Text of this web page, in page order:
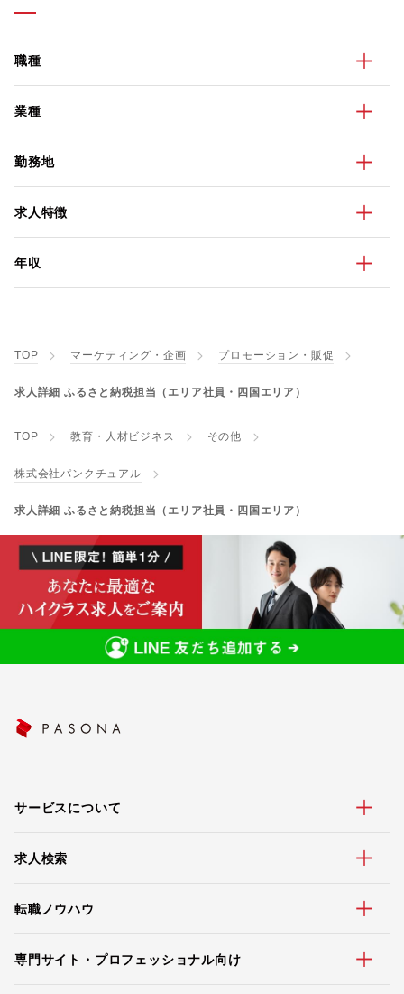
職種
業種
勤務地
求人特徴
年収
TOP マーケティング・企画 プロモーション・販促
求人詳細 ふるさと納税担当（エリア社員・四国エリア）
TOP 教育・人材ビジネス その他
株式会社パンクチュアル
求人詳細 ふるさと納税担当（エリア社員・四国エリア）
サービスについて
求人検索
転職ノウハウ
専門サイト・プロフェッショナル向け